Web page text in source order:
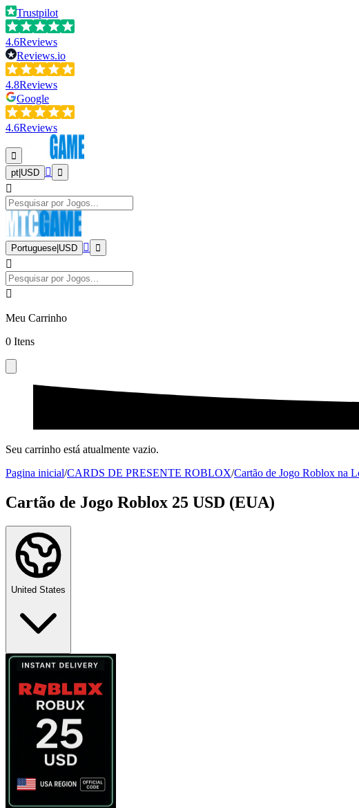
Trustpilot
4.6Reviews
Reviews.io
4.8Reviews
Google
4.6Reviews
pt USD
Portuguese USD
Meu Carrinho
0 Itens
Seu carrinho está atualmente vazio.
Pagina inicial/CARDS DE PRESENTE ROBLOX/Cartão de Jogo Roblox na
Cartão de Jogo Roblox 25 USD (EUA)
United States